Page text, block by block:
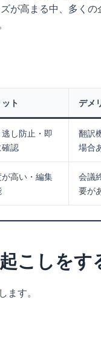
が高まる中、多くの
ット デメ
し防止・即
確認
翻訳
場合
高い・編集
会議
要が
こしをす
ます。